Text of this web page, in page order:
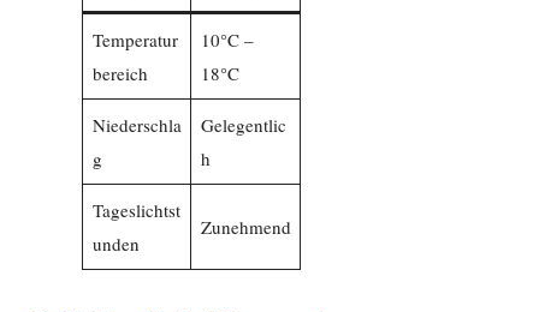
Temperatur
bereich
10°C –
18°C
Niederschla
g
Gelegentlic
h
Tageslichtst
unden
Zunehmend